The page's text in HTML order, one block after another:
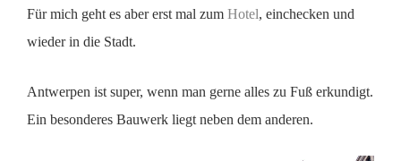
Für mich geht es aber erst mal zum Hotel, einchecken und
wieder in die Stadt.
Antwerpen ist super, wenn man gerne alles zu Fuß erkundigt.
Ein besonderes Bauwerk liegt neben dem anderen.